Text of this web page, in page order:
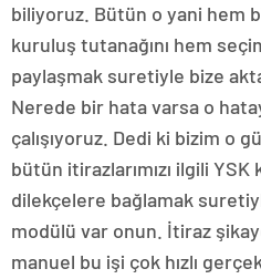
biliyoruz. Bütün o yani hem
kuruluş tutanağını hem
paylaşmak suretiyle bize
Nerede bir hata varsa o
çalışıyoruz. Dedi ki bizim o
bütün itirazlarımızı ilgili YSK
dilekçelere bağlamak
modülü var onun. İtiraz
manuel bu işi çok hızlı